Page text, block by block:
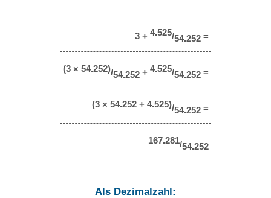
3 + 4.525/54.252=
(3 × 54.252)/54.252+ 4.525/54.252=
(3 × 54.252 + 4.525)/54.252=
167.281/54.252
Als Dezimalzahl: